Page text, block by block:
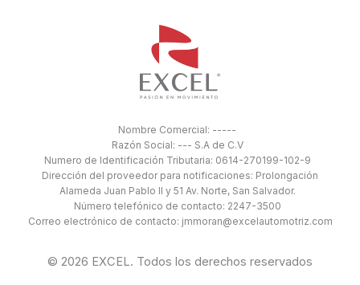
Nombre Comercial: -----
Razón Social: --- S.A de C.V
Numero de Identificación Tributaria: 0614-270199-102-9
Dirección del proveedor para notificaciones: Prolongación
Alameda Juan Pablo II y 51 Av. Norte, San Salvador.
Número telefónico de contacto: 2247-3500
Correo electrónico de contacto: jmmoran@excelautomotriz.com
© 2026 EXCEL. Todos los derechos reservados